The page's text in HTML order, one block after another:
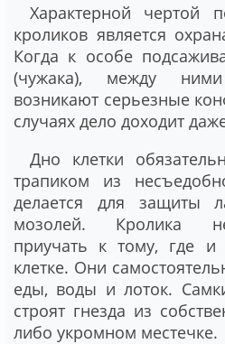
Характерной чертой
кроликов является
Когда к особе
(чужака), между
возникают серьезные
случаях дело доходит
Дно клетки
трапиком из
делается для защиты
мозолей. Кролика
приучать к тому, где
клетке. Они
еды, воды и лоток.
строят гнезда из
либо укромном местечке.